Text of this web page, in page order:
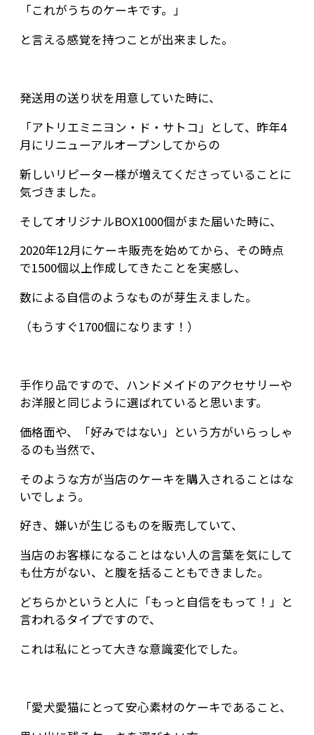
「これがうちのケーキです。」
と言える感覚を持つことが出来ました。
発送用の送り状を用意していた時に、
「アトリエミニヨン・ド・サトコ」として、昨年4
月にリニューアルオープンしてからの
新しいリピーター様が増えてくださっていることに
気づきました。
そしてオリジナルBOX1000個がまた届いた時に、
2020年12月にケーキ販売を始めてから、その時点
で1500個以上作成してきたことを実感し、
数による自信のようなものが芽生えました。
（もうすぐ1700個になります！）
手作り品ですので、ハンドメイドのアクセサリーや
お洋服と同じように選ばれていると思います。
価格面や、「好みではない」という方がいらっしゃ
るのも当然で、
そのような方が当店のケーキを購入されることはな
いでしょう。
好き、嫌いが生じるものを販売していて、
当店のお客様になることはない人の言葉を気にして
も仕方がない、と腹を括ることもできました。
どちらかというと人に「もっと自信をもって！」と
言われるタイプですので、
これは私にとって大きな意識変化でした。
「愛犬愛猫にとって安心素材のケーキであること、